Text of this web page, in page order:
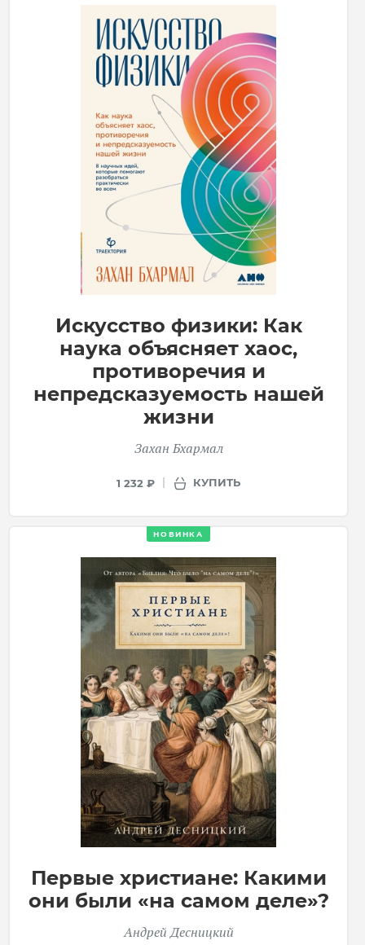
Искусство физики: Как
наука объясняет хаос,
противоречия и
непредсказуемость нашей
жизни
Захан Бхармал
1 232 ₽ КУПИТЬ
НОВИНКА
Первые христиане: Какими
они были «на самом деле»?
Андрей Десницкий